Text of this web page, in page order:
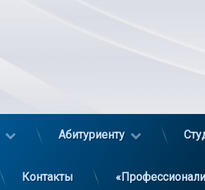
Абитуриенту
Контакты